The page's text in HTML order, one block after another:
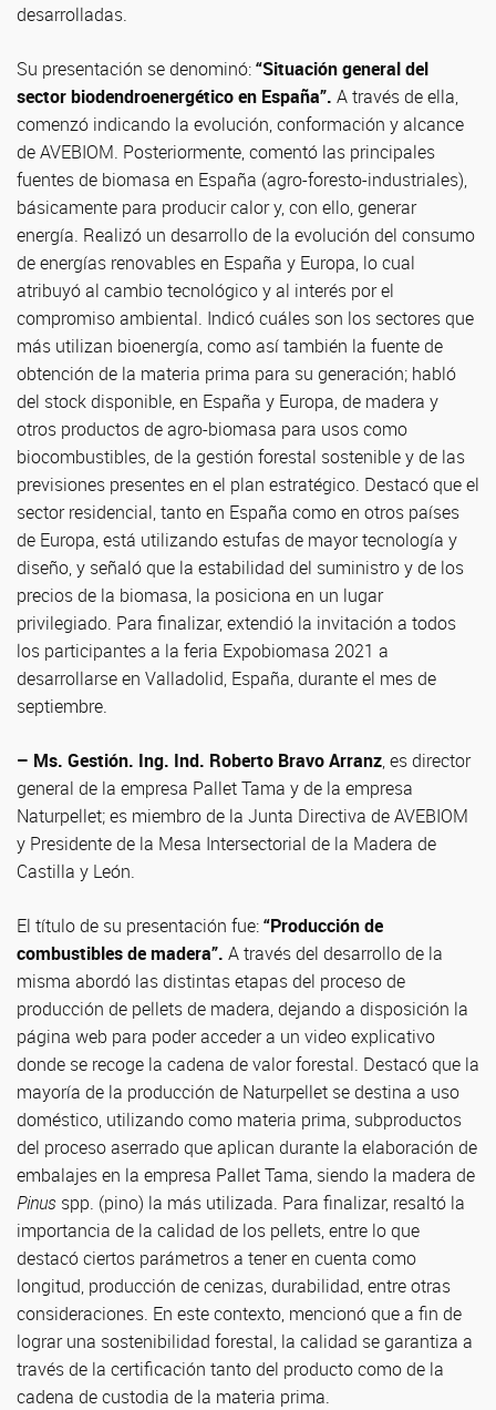
desarrolladas.
Su presentación se denominó:“Situación general del
sector biodendroenergético en España”. A través de ella,
comenzó indicando la evolución, conformación y alcance
de AVEBIOM. Posteriormente, comentó las principales
fuentes de biomasa en España (agro-foresto-industriales),
básicamente para producir calor y, con ello, generar
energía. Realizó un desarrollo de la evolución del consumo
de energías renovables en España y Europa, lo cual
atribuyó al cambio tecnológico y al interés por el
compromiso ambiental. Indicó cuáles son los sectores que
más utilizan bioenergía, como así también la fuente de
obtención de la materia prima para su generación; habló
del stock disponible, en España y Europa, de madera y
otros productos de agro-biomasa para usos como
biocombustibles, de la gestión forestal sostenible y de las
previsiones presentes en el plan estratégico. Destacó que el
sector residencial, tanto en España como en otros países
de Europa, está utilizando estufas de mayor tecnología y
diseño, y señaló que la estabilidad del suministro y de los
precios de la biomasa, la posiciona en un lugar
privilegiado. Para finalizar, extendió la invitación a todos
los participantes a la feria Expobiomasa 2021 a
desarrollarse en Valladolid, España, durante el mes de
septiembre.
– Ms. Gestión. Ing. Ind. Roberto Bravo Arranz, es director
general de la empresa Pallet Tama y de la empresa
Naturpellet; es miembro de la Junta Directiva de AVEBIOM
y Presidente de la Mesa Intersectorial de la Madera de
Castilla y León.
El título de su presentación fue:“Producción de
combustibles de madera”. A través del desarrollo de la
misma abordó las distintas etapas del proceso de
producción de pellets de madera, dejando a disposición la
página web para poder acceder a un video explicativo
donde se recoge la cadena de valor forestal. Destacó que la
mayoría de la producción de Naturpellet se destina a uso
doméstico, utilizando como materia prima, subproductos
del proceso aserrado que aplican durante la elaboración de
embalajes en la empresa Pallet Tama, siendo la madera de
Pinus spp. (pino) la más utilizada. Para finalizar, resaltó la
importancia de la calidad de los pellets, entre lo que
destacó ciertos parámetros a tener en cuenta como
longitud, producción de cenizas, durabilidad, entre otras
consideraciones. En este contexto, mencionó que a fin de
lograr una sostenibilidad forestal, la calidad se garantiza a
través de la certificación tanto del producto como de la
cadena de custodia de la materia prima.